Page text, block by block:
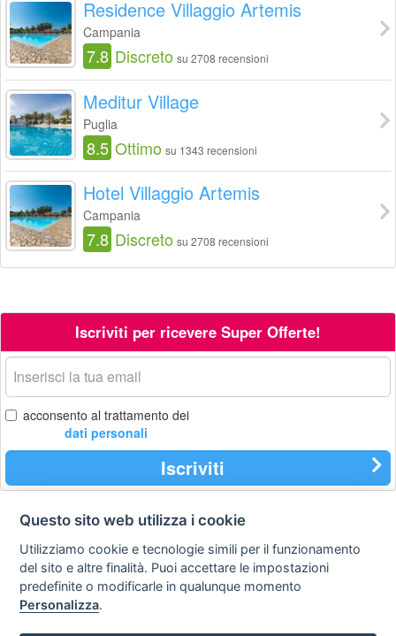
Residence Villaggio Artemis
Campania
7.8 Discreto su 2708 recensioni
Meditur Village
Puglia
8.5 Ottimo su 1343 recensioni
Hotel Villaggio Artemis
Campania
7.8 Discreto su 2708 recensioni
Iscriviti per ricevere Super Offerte!
La
tua
email
acconsento al trattamento dei
dati personali
Iscriviti
Contatti
Privacy
policy
legale
Preferenze cookie
Questo sito web utilizza i cookie
Utilizziamo cookie e tecnologie simili per il funzionamento
del sito e altre finalità. Puoi accettare le impostazioni
predefinite o modificarle in qualunque momento
Personalizza.